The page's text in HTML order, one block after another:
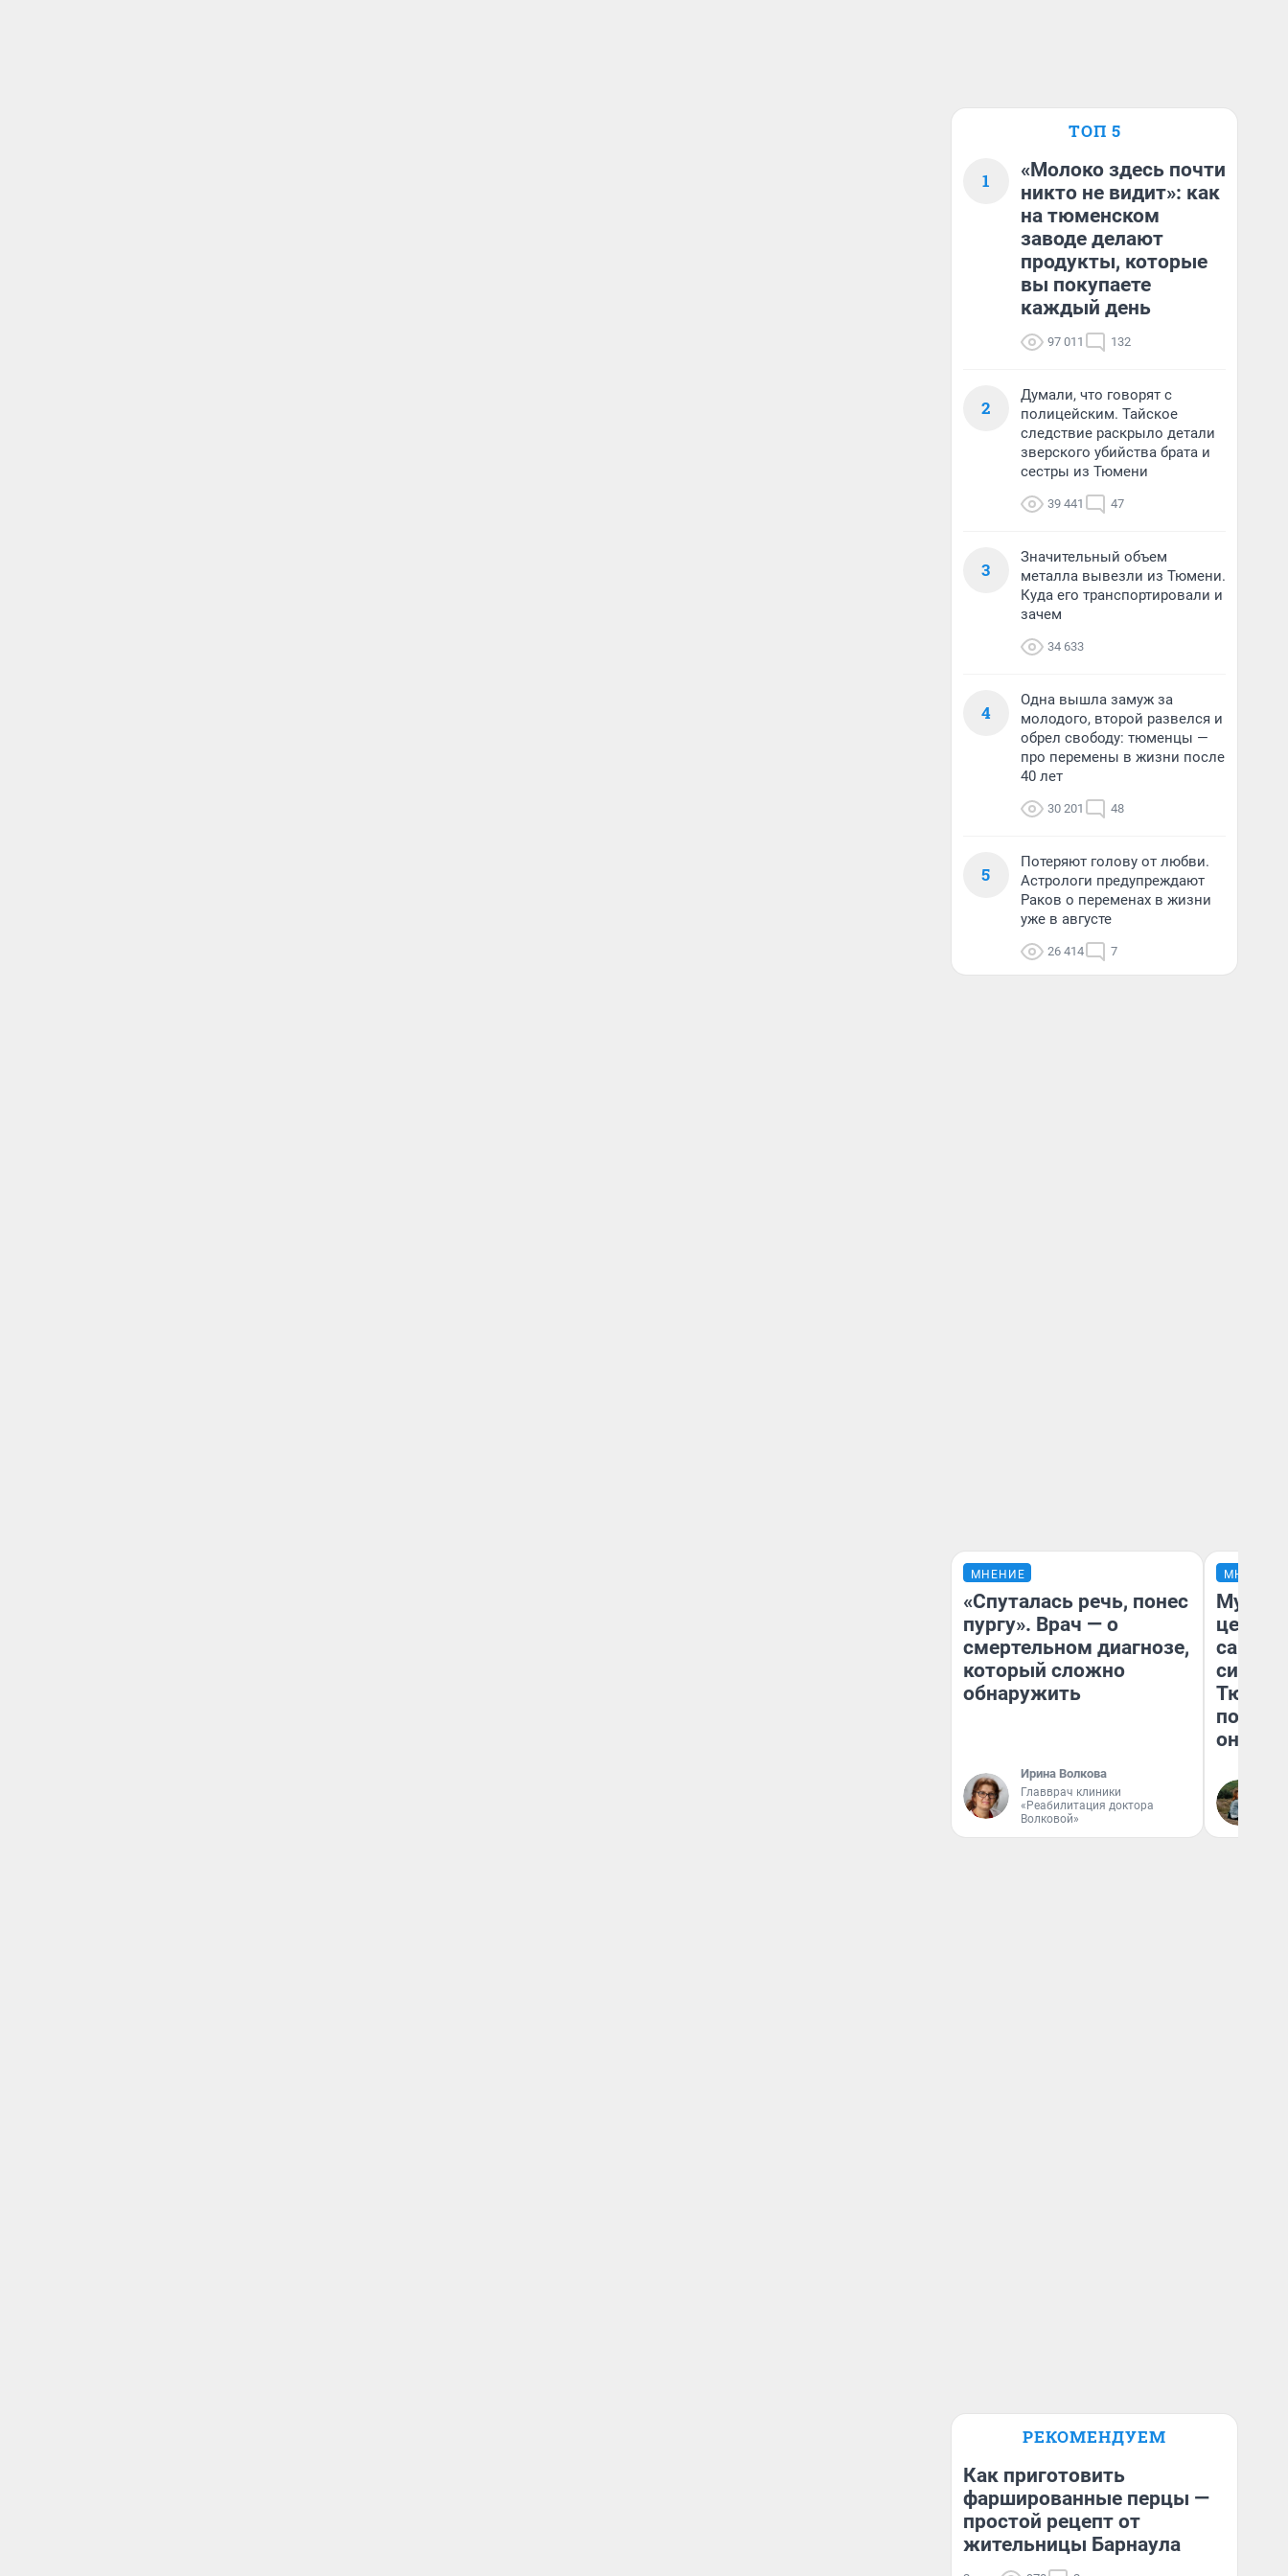
ТОП 5
1
«Молоко здесь почти
никто не видит»: как
на тюменском
заводе делают
продукты, которые
вы покупаете
каждый день
97 011 132
2
Думали, что говорят с
полицейским. Тайское
следствие раскрыло детали
зверского убийства брата и
сестры из Тюмени
39 441 47
3
Значительный объем
металла вывезли из Тюмени.
Куда его транспортировали и
зачем
34 633
4
Одна вышла замуж за
молодого, второй развелся и
обрел свободу: тюменцы —
про перемены в жизни после
40 лет
30 201 48
5
Потеряют голову от любви.
Астрологи предупреждают
Раков о переменах в жизни
уже в августе
26 414 7
МНЕНИЕ
«Спуталась речь, понес
пургу». Врач — о
смертельном диагнозе,
который сложно
обнаружить
Ирина Волкова
Главврач клиники
«Реабилитация доктора
Волковой»
МНЕНИЕ
Музей
они
РЕКОМЕНДУЕМ
Как приготовить
фаршированные перцы —
простой рецепт от
жительницы Барнаула